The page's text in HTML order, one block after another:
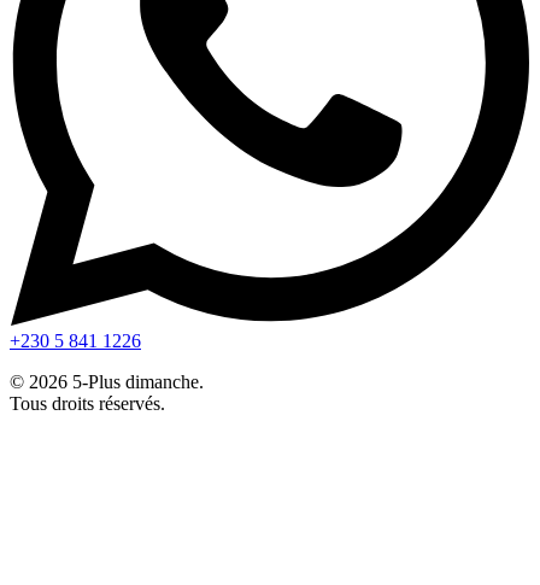
+230 5 841 1226
© 2026 5-Plus dimanche.
Tous droits réservés.